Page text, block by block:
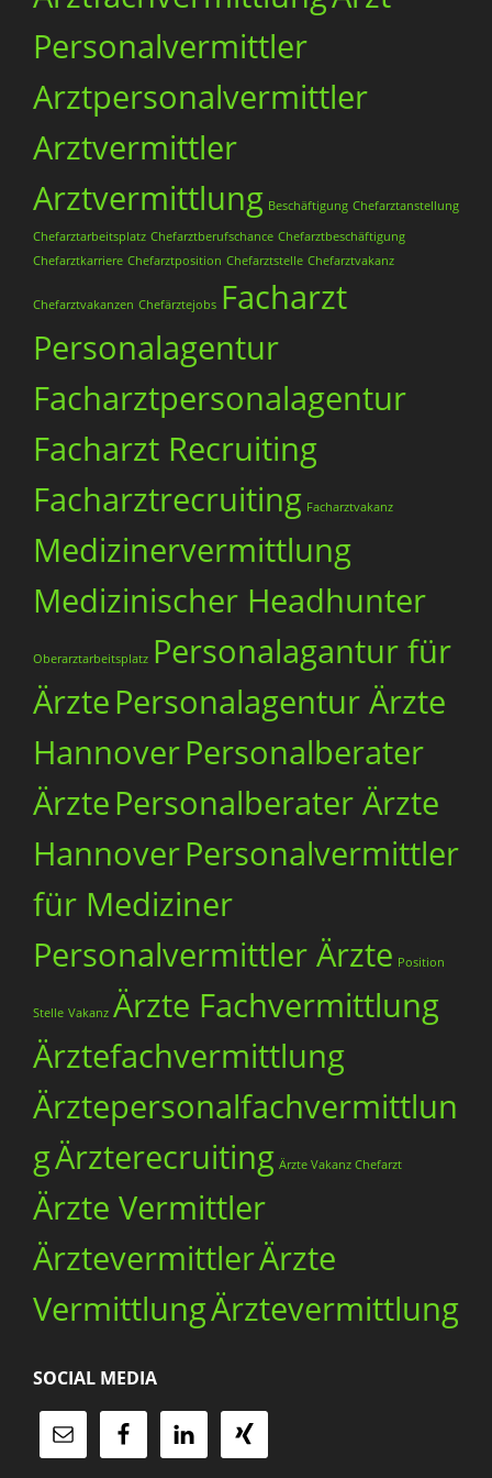
Personalvermittler
Arztpersonalvermittler
Arztvermittler
Arztvermittlung Beschäftigung Chefarztanstellung
Chefarztarbeitsplatz Chefarztberufschance Chefarztbeschäftigung
Chefarztkarriere Chefarztposition Chefarztstelle Chefarztvakanz
Chefarztvakanzen Chefärztejobs Facharzt
Personalagentur
Facharztpersonalagentur
Facharzt Recruiting
Facharztrecruiting Facharztvakanz
Medizinervermittlung
Medizinischer Headhunter
Oberarztarbeitsplatz Personalagantur für
ÄrztePersonalagentur Ärzte
HannoverPersonalberater
ÄrztePersonalberater Ärzte
HannoverPersonalvermittler
für Mediziner
Personalvermittler Ärzte Position
Stelle Vakanz Ärzte Fachvermittlung
Ärztefachvermittlung
Ärztepersonalfachvermittlun
gÄrzterecruiting Ärzte Vakanz Chefarzt
Ärzte Vermittler
ÄrztevermittlerÄrzte
VermittlungÄrztevermittlung
SOCIAL MEDIA